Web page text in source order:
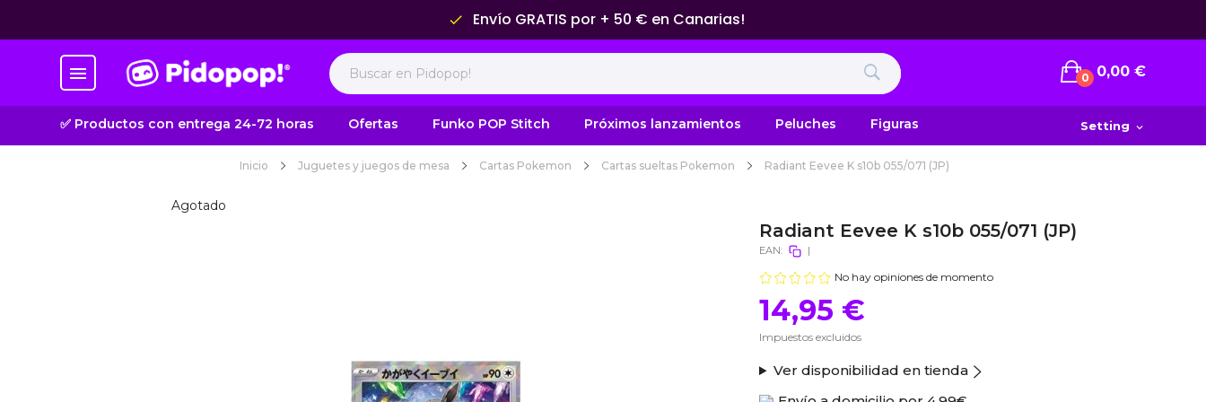
done Envío GRATIS por + 50 € en Canarias!
0 0,00 €
✅ Productos con entrega 24-72 horas Ofertas Funko POP Stitch Próximos lanzamientos Peluches Figuras Setting expand_more
Inicio Juguetes y juegos de mesa Cartas Pokemon Cartas sueltas Pokemon Radiant Eevee K s10b 055/071 (JP)
Agotado
Radiant Eevee K s10b 055/071 (JP)
EAN: |
No hay opiniones de momento
14,95 €
Impuestos excluidos
Ver disponibilidad en tienda